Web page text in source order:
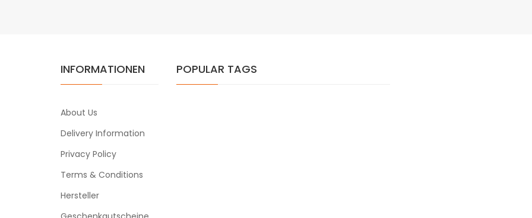
INFORMATIONEN
About Us
Delivery Information
Privacy Policy
Terms & Conditions
Hersteller
POPULAR TAGS